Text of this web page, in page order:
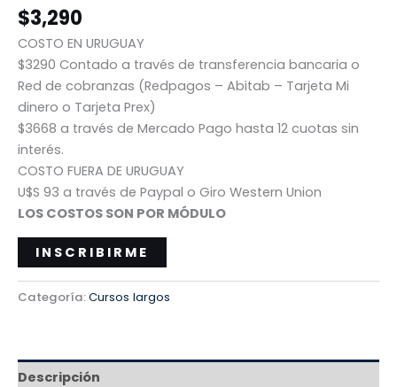
$3,290
COSTO EN URUGUAY
$3290 Contado a través de transferencia bancaria o
Red de cobranzas (Redpagos – Abitab – Tarjeta Mi
dinero o Tarjeta Prex)
$3668 a través de Mercado Pago hasta 12 cuotas sin
interés.
COSTO FUERA DE URUGUAY
U$S 93 a través de Paypal o Giro Western Union
LOS COSTOS SON POR MÓDULO
INSCRIBIRME
Categoría:Cursos largos
Descripción